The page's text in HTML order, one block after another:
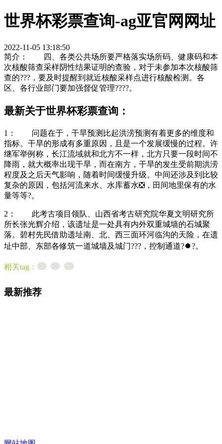
世界杯彩票查询-ag亚官网网址
2022-11-05 13:18:50
简介： 四、各类公共场所要严格落实场所码、健康码和本
次核酸筛查采样阴性结果证明的查验，对于未参加本次核酸筛
查的???，要及时提醒到就近核酸采样点进行核酸检测。各
区、各行业部门要加强督促管理????。
最新关于世界杯彩票查询：
1： 问题在于，干旱预测比起洪涝预测有着更多的维度和
指标。干旱的形成有多重原因，且是一个发展缓慢的过程。许
继军举例称，长江流域就和北方不一样，北方只要一段时间不
降雨，就大概率出现干旱，而在南方，干旱的发生受前期洪涝
程度及之后天气影响，随着时间缓慢升级。中间还涉及到比较
复杂的原因，包括河流来水、水库蓄水❎，田间地里保有的水
量等等?。
2： 此考古项目领队、山西省考古研究院华夏文明研究所
所长张光辉介绍，该遗址是一处具有内外双重城墙的石城聚
落。碧村先民借助遗址南、北、西三面环河临沟的天险，在遗
址中部、东部各修筑一道城墙及城门???，控制通道?⏺?。
相关tag：
最新推荐